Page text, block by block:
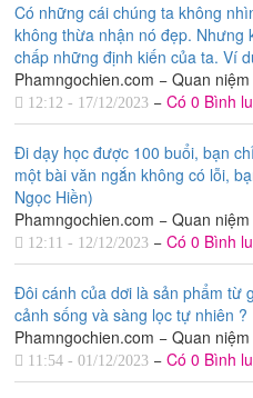
Có những cái chúng ta không
không thừa nhận nó đẹp. Nhưng
chấp những định kiến của ta. Ví
Phamngochien.com − Quan
12:12 - 17/12/2023 − Có 0 Bình
Đi dạy học được 100 buổi, bạn
một bài văn ngắn không có lỗi,
Ngọc Hiền)
Phamngochien.com − Quan
12:11 - 12/12/2023 − Có 0 Bình
Đôi cánh của dơi là sản phẩm từ
cảnh sống và sàng lọc tự nhiên ?
Phamngochien.com − Quan
11:54 - 01/12/2023 − Có 0 Bình